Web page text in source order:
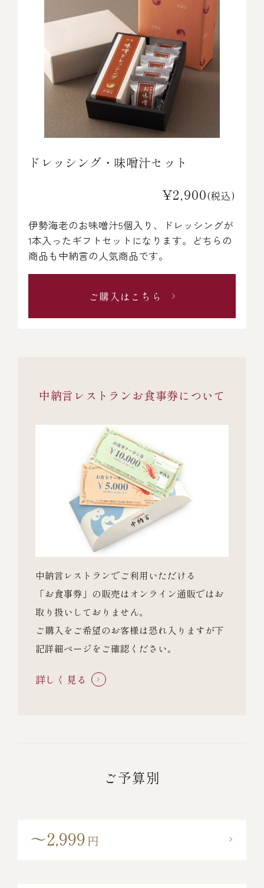
ドレッシング・味噌汁セット
¥2,900(税込)
伊勢海老のお味噌汁5個入り、ドレッシングが
1本入ったギフトセットになります。どちらの
商品も中納言の人気商品です。
ご購入はこちら
中納言レストランお食事券について
中納言レストランでご利用いただける
「お食事券」の販売はオンライン通販ではお
取り扱いしておりません。
ご購入をご希望のお客様は恐れ入りますが下
記詳細ぺージをご確認ください。
詳しく見る
ご予算別
～2,999 円